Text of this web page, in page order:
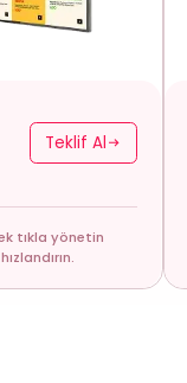
Teklif Al
tıkla yönetin